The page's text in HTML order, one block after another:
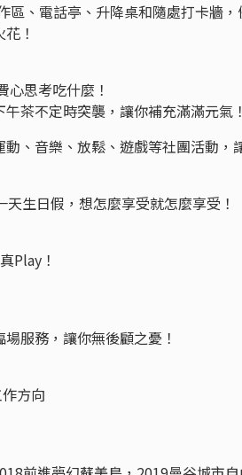
區、電話亭、升降桌和隨處打卡牆，
！
思考吃什麼！
茶不定時突襲，讓你補充滿滿元氣
、音樂、放鬆、遊戲等社團活動，
生日假，想怎麼享受就怎麼享受！
Play！
服務，讓你無後顧之憂！
方向